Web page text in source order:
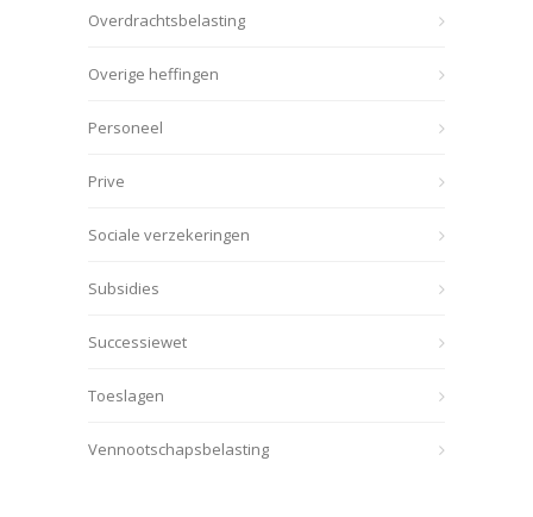
Overdrachtsbelasting
Overige heffingen
Personeel
Prive
Sociale verzekeringen
Subsidies
Successiewet
Toeslagen
Vennootschapsbelasting